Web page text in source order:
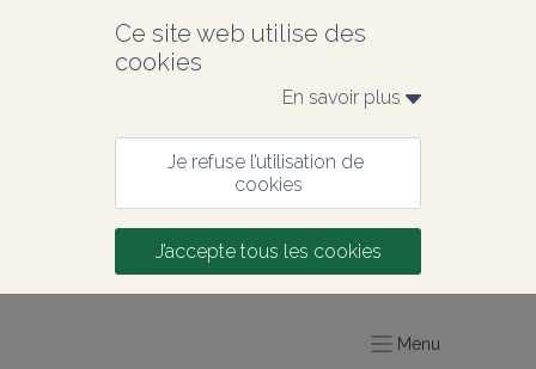
Ce site web utilise des
cookies
En savoir plus
Je refuse l’utilisation de
cookies
J’accepte tous les cookies
Menu